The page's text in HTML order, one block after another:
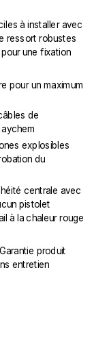
à installer avec
ressort robustes
une fixation
pour un maximum
de
explosibles
du
centrale avec
pistolet
à la chaleur rouge
produit
entretien